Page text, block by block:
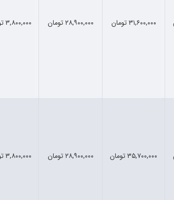
۳۱,۶۰۰,۰۰۰ تومان ۲۸,۹۰۰,۰۰۰ تومان ۳,۸۰۰,۰۰۰ تومان
۳۵,۷۰۰,۰۰۰ تومان ۲۸,۹۰۰,۰۰۰ تومان ۳,۸۰۰,۰۰۰ تومان